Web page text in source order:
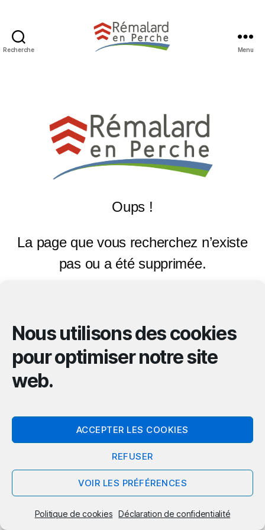
Nous utilisons des cookies
pour optimiser notre site
web.
ACCEPTER LES COOKIES
REFUSER
VOIR LES PRÉFÉRENCES
Politique de cookies Déclaration de confidentialité
Recherche Menu
Oups !
La page que vous recherchez n’existe
pas ou a été supprimée.
© 2026REMALARD-EN-PERCHE